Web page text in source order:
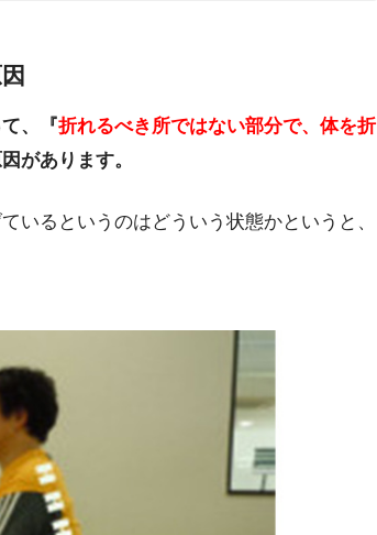
、『折れるべき所ではない部分で、体を折
があります。
いるというのはどういう状態かというと、